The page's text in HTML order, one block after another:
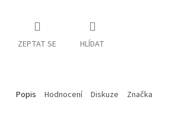
ZEPTAT SE HLÍDAT
Popis Hodnocení Diskuze Značka